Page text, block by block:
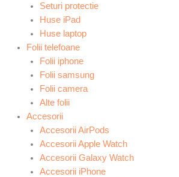
Seturi protectie
Huse iPad
Huse laptop
Folii telefoane
Folii iphone
Folii samsung
Folii camera
Alte folii
Accesorii
Accesorii AirPods
Accesorii Apple Watch
Accesorii Galaxy Watch
Accesorii iPhone